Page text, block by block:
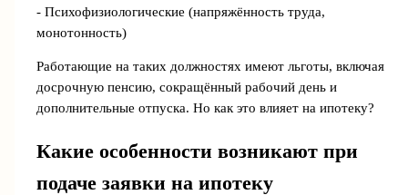
- Психофизиологические (напряжённость труда,
монотонность)
Работающие на таких должностях имеют льготы, включая
досрочную пенсию, сокращённый рабочий день и
дополнительные отпуска. Но как это влияет на ипотеку?
Какие особенности возникают при
подаче заявки на ипотеку